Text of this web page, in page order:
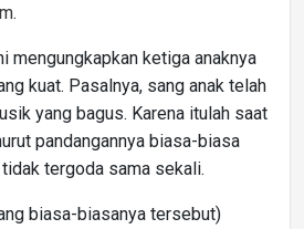
.
mengungkapkan ketiga anaknya
kuat. Pasalnya, sang anak telah
yang bagus. Karena itulah saat
pandangannya biasa-biasa
tergoda sama sekali.
biasa-biasanya tersebut)